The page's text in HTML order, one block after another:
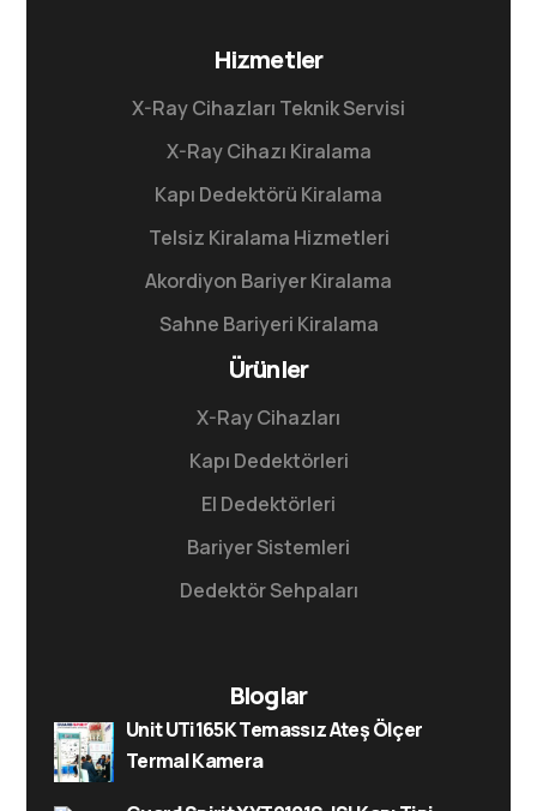
Hizmetler
X-Ray Cihazları Teknik Servisi
X-Ray Cihazı Kiralama
Kapı Dedektörü Kiralama
Telsiz Kiralama Hizmetleri
Akordiyon Bariyer Kiralama
Sahne Bariyeri Kiralama
Ürünler
X-Ray Cihazları
Kapı Dedektörleri
El Dedektörleri
Bariyer Sistemleri
Dedektör Sehpaları
Bloglar
Unit UTi165K Temassız Ateş Ölçer
Termal Kamera